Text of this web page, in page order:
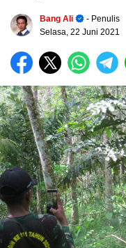
Bang Ali
- Penulis
Selasa, 22 Juni 2021